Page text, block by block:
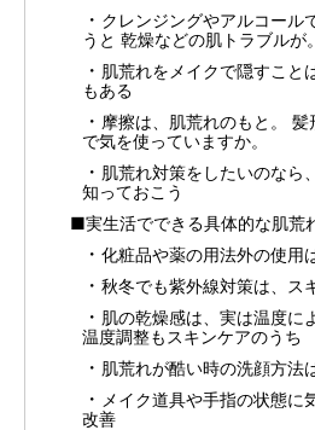
クレンジングやアルコール
うと 乾燥などの肌トラブルが。
肌荒れをメイクで隠すこと
もある
摩擦は、肌荒れのもと。 髪
で気を使っていますか。
肌荒れ対策をしたいのなら
知っておこう
■実生活でできる具体的な肌荒
化粧品や薬の用法外の使用
秋冬でも紫外線対策は、ス
肌の乾燥感は、実は温度に
温度調整もスキンケアのうち
肌荒れが酷い時の洗顔方法
メイク道具や手指の状態に
改善